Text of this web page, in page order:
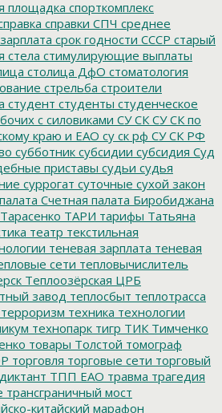
площадка спорткомплекс
справки СПЧ среднее
срок годности СССР старый
стела стимулирующие выплаты
столица ДфО стоматология
стрельба строители
студент студенты студенческое
с силовиками СУ СК СУ СК по
краю и ЕАО су ск рф СУ СК РФ
субботник субсидии субсидия Суд
приставы судьи судья
суррогат суточные сухой закон
Счетная палата Биробиджана
Тарасенко ТАРИ тарифы Татьяна
театр текстильная
теневая зарплата теневая
сети тепловычислитель
Теплоозёрская ЦРБ
завод теплосбыт теплотрасса
терроризм техника технологии
технопарк тигр ТИК Тимченко
товары Толстой томограф
торговля торговые сети торговый
ТПП ЕАО травма трагедия
трансграничный мост
китайский марафон